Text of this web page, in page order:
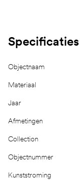
Specificaties
Objectnaam
Materiaal
Jaar
Afmetingen
Collection
Objectnummer
Kunststroming